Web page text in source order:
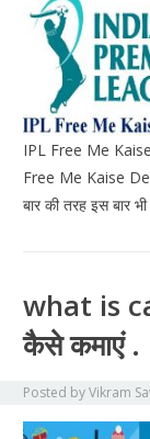
IPL Free Me Kaise
Free Me Kaise
बार की तरह इस बार
what is
कैसे कमाएं .
Posted byVikram